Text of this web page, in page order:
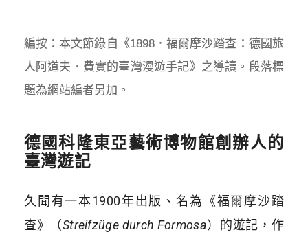
編按：本文節錄自《1898．福爾摩沙踏查：德國旅
人阿道夫．費實的臺灣漫遊手記》之導讀。段落標
題為網站編者另加。
德國科隆東亞藝術博物館創辦人的
臺灣遊記
久聞有一本1900年出版、名為《福爾摩沙踏
查》（Streifzüge durch Formosa）的遊記，作